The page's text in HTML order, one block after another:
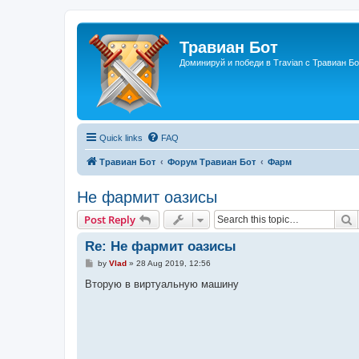
Травиан Бот
Доминируй и победи в Travian с Травиан
Quick links FAQ
Травиан Бот Форум Травиан Бот Фарм
Не фармит оазисы
Post Reply
Re: Не фармит оазисы
P
s
by Vlad» 28 Aug 2019, 12:56
Вторую в виртуальную машину